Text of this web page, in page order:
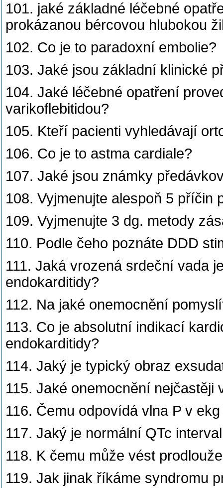
101. jaké základné léčebné
prokázanou bércovou hlubokou
102. Co je to paradoxní embolie?
103. Jaké jsou základní klinické
104. Jaké léčebné opatření
varikoflebitidou?
105. Kteří pacienti vyhledávají
106. Co je to astma cardiale?
107. Jaké jsou známky
108. Vyjmenujte alespoň 5 příčin
109. Vyjmenujte 3 dg. metody
110. Podle čeho poznáte DDD
111. Jaká vrozená srdeční vada
endokarditidy?
112. Na jaké onemocnění
113. Co je absolutní indikací
endokarditidy?
114. Jaký je typický obraz
115. Jaké onemocnění
116. Čemu odpovídá vlna P v
117. Jaký je normální QTc
118. K čemu může vést
119. Jak jinak říkáme syndromu